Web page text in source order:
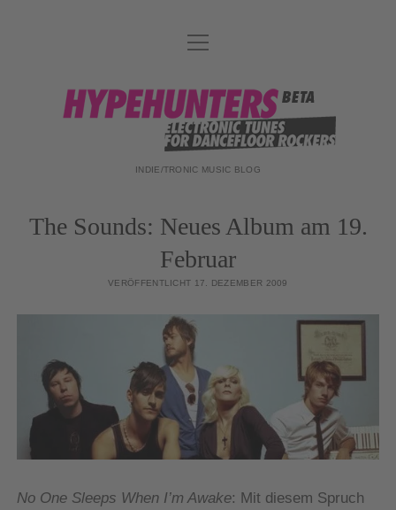
DATENSCHUTZ
DJ-TEAM
ABOUT
Menü
öffnen
hypehunters
INDIE/TRONIC MUSIC BLOG
The Sounds: Neues Album am 19.
Februar
VERÖFFENTLICHT 17. DEZEMBER 2009
No One Sleeps When I’m Awake: Mit diesem Spruch